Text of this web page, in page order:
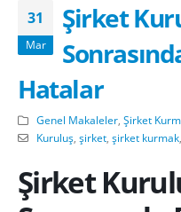
31
Mar
Şirket
Hatalar
Genel Makaleler, Şirket
Kuruluş, şirket, şirket kurmak,
Şirket